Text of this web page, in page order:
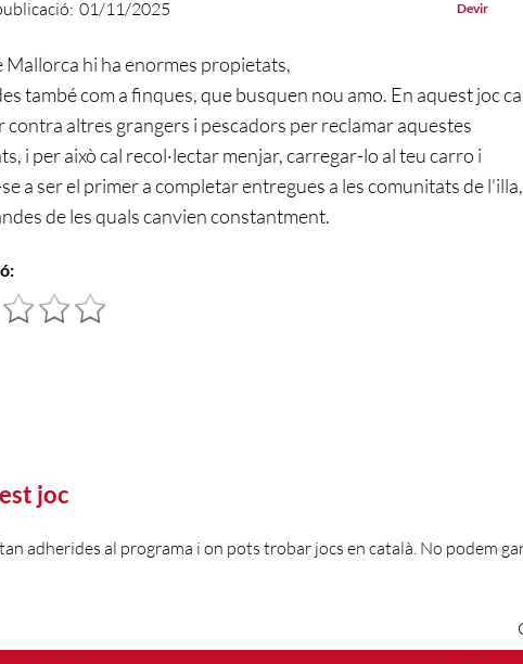
Devir
01/11/2025
Mallorca hi ha enormes propietats,
també com a finques, que busquen nou amo. En aquest joc
contra altres grangers i pescadors per reclamar aquestes
i per això cal recol·lectar menjar, carregar-lo al teu carro i
a ser el primer a completar entregues a les comunitats de l'illa,
de les quals canvien constantment.
joc
adherides al programa i on pots trobar jocs en català. No podem